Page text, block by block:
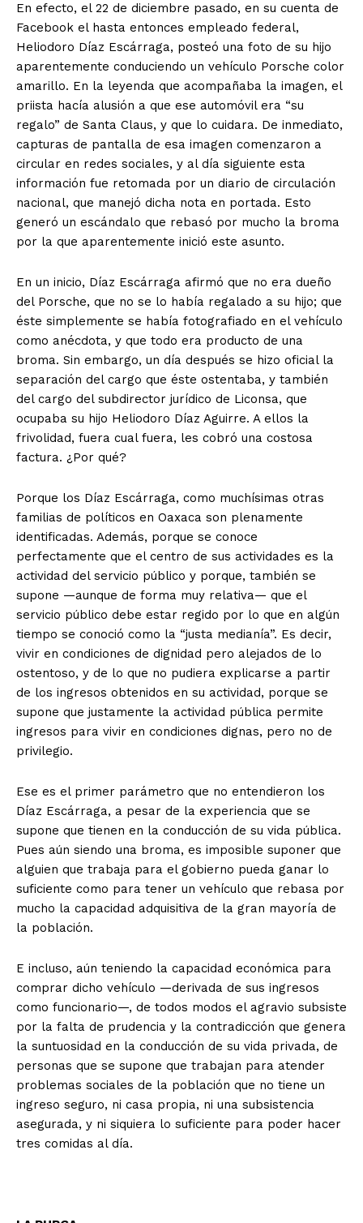
En efecto, el 22 de diciembre pasado, en su cuenta de
Facebook el hasta entonces empleado federal,
Heliodoro Díaz Escárraga, posteó una foto de su hijo
aparentemente conduciendo un vehículo Porsche color
amarillo. En la leyenda que acompañaba la imagen, el
priista hacía alusión a que ese automóvil era “su
regalo” de Santa Claus, y que lo cuidara. De inmediato,
capturas de pantalla de esa imagen comenzaron a
circular en redes sociales, y al día siguiente esta
información fue retomada por un diario de circulación
nacional, que manejó dicha nota en portada. Esto
generó un escándalo que rebasó por mucho la broma
por la que aparentemente inició este asunto.
En un inicio, Díaz Escárraga afirmó que no era dueño
del Porsche, que no se lo había regalado a su hijo; que
éste simplemente se había fotografiado en el vehículo
como anécdota, y que todo era producto de una
broma. Sin embargo, un día después se hizo oficial la
separación del cargo que éste ostentaba, y también
del cargo del subdirector jurídico de Liconsa, que
ocupaba su hijo Heliodoro Díaz Aguirre. A ellos la
frivolidad, fuera cual fuera, les cobró una costosa
factura. ¿Por qué?
Porque los Díaz Escárraga, como muchísimas otras
familias de políticos en Oaxaca son plenamente
identificadas. Además, porque se conoce
perfectamente que el centro de sus actividades es la
actividad del servicio público y porque, también se
supone —aunque de forma muy relativa— que el
servicio público debe estar regido por lo que en algún
tiempo se conoció como la “justa medianía”. Es decir,
vivir en condiciones de dignidad pero alejados de lo
ostentoso, y de lo que no pudiera explicarse a partir
de los ingresos obtenidos en su actividad, porque se
supone que justamente la actividad pública permite
ingresos para vivir en condiciones dignas, pero no de
privilegio.
Ese es el primer parámetro que no entendieron los
Díaz Escárraga, a pesar de la experiencia que se
supone que tienen en la conducción de su vida pública.
Pues aún siendo una broma, es imposible suponer que
alguien que trabaja para el gobierno pueda ganar lo
suficiente como para tener un vehículo que rebasa por
mucho la capacidad adquisitiva de la gran mayoría de
la población.
E incluso, aún teniendo la capacidad económica para
comprar dicho vehículo —derivada de sus ingresos
como funcionario—, de todos modos el agravio subsiste
por la falta de prudencia y la contradicción que genera
la suntuosidad en la conducción de su vida privada, de
personas que se supone que trabajan para atender
problemas sociales de la población que no tiene un
ingreso seguro, ni casa propia, ni una subsistencia
asegurada, y ni siquiera lo suficiente para poder hacer
tres comidas al día.